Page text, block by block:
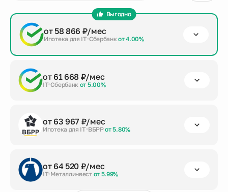
Выгодно
Ипотека для IT Сбербанкот 4.00%
от 58 866 ₽/мес
от 20%
первый взнос
до 30 лет
Заказать консультацию
IT Сбербанк от 5.00%
от 61 668 ₽/мес
от 20%
первый взнос
до 30 лет
Заказать консультацию
Ипотека для IT ВБРРот 5.80%
от 63 967 ₽/мес
от 20%
первый взнос
до 30 лет
Заказать консультацию
IT Металлинвест от 5.99%
от 64 520 ₽/мес